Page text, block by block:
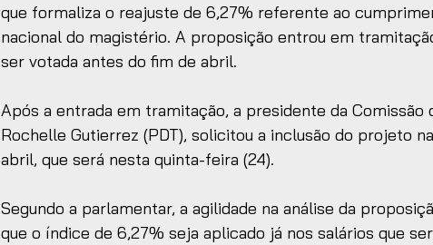
que formaliza o reajuste de 6,27% referente ao
nacional do magistério. A proposição entrou em
ser votada antes do fim de abril.
Após a entrada em tramitação, a presidente da Comissão
Rochelle Gutierrez (PDT), solicitou a inclusão do projeto
abril, que será nesta quinta-feira (24).
Segundo a parlamentar, a agilidade na análise da
que o índice de 6,27% seja aplicado já nos salários que